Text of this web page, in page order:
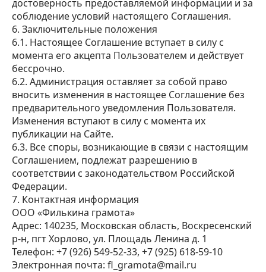
достоверность предоставляемой информации и за
соблюдение условий настоящего Соглашения.
6. Заключительные положения
6.1. Настоящее Соглашение вступает в силу с
момента его акцепта Пользователем и действует
бессрочно.
6.2. Администрация оставляет за собой право
вносить изменения в настоящее Соглашение без
предварительного уведомления Пользователя.
Изменения вступают в силу с момента их
публикации на Сайте.
6.3. Все споры, возникающие в связи с настоящим
Соглашением, подлежат разрешению в
соответствии с законодательством Российской
Федерации.
7. Контактная информация
ООО «Филькина грамота»
Адрес: 140235, Московская область, Воскресенский
р-н, пгт Хорлово, ул. Площадь Ленина д. 1
Телефон: +7 (926) 549-52-33, +7 (925) 618-59-10
Электронная почта: fl_gramota@mail.ru